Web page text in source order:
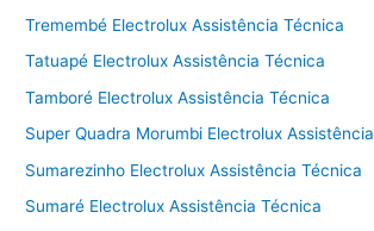
Tremembé Electrolux Assistência Técnica
Tatuapé Electrolux Assistência Técnica
Tamboré Electrolux Assistência Técnica
Super Quadra Morumbi Electrolux
Sumarezinho Electrolux Assistência Técnica
Sumaré Electrolux Assistência Técnica